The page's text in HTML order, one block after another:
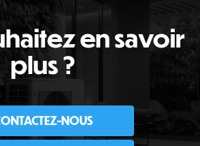
en savoir
plus ?
CONTACTEZ-NOUS